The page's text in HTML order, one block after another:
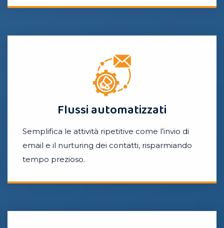
Flussi automatizzati
Semplifica le attività ripetitive come l’invio di
email e il nurturing dei contatti, risparmiando
tempo prezioso.